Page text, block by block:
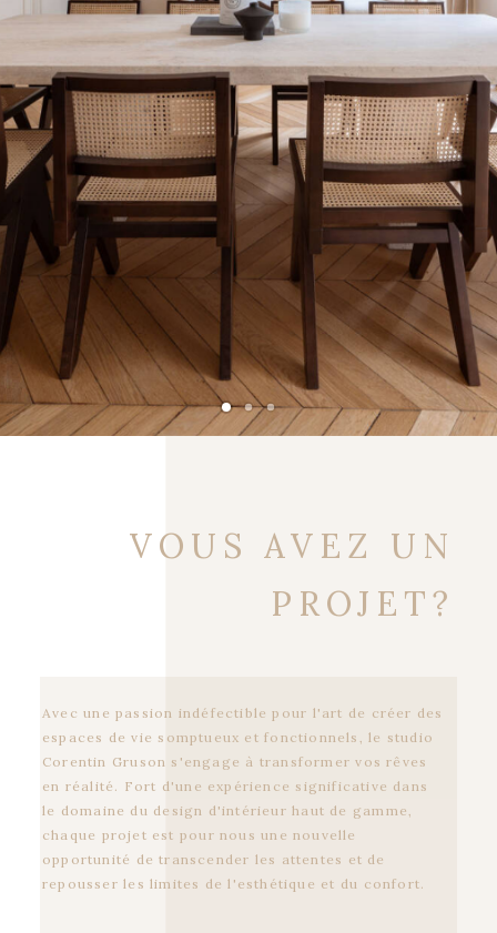
VOUS AVEZ
UN
PROJET?
Avec une passion indéfectible pour l'art de créer des
espaces de vie somptueux et fonctionnels, le studio
Corentin Gruson s'engage à transformer vos rêves
en réalité. Fort d'une expérience significative dans
le domaine du design d'intérieur haut de gamme,
chaque projet est pour nous une nouvelle
opportunité de transcender les attentes et de
repousser les limites de l'esthétique et du confort.